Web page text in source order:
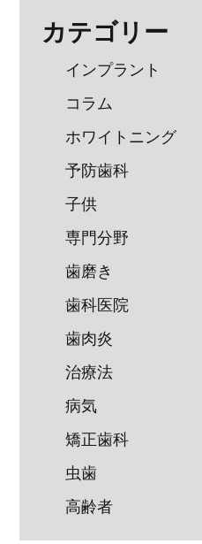
カテゴリー
インプラント
コラム
ホワイトニング
予防歯科
子供
専門分野
歯磨き
歯科医院
歯肉炎
治療法
病気
矯正歯科
虫歯
高齢者